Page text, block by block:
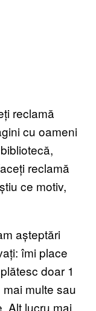
reclamă
cu oameni
reclamă
ce motiv,
așteptări
îmi place
doar 1
multe sau
Alt lucru mai